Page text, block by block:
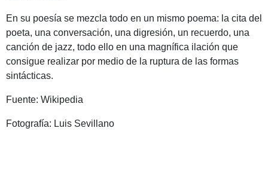
En su poesía se mezcla todo en un mismo poema: la cita del
poeta, una conversación, una digresión, un recuerdo, una
canción de jazz, todo ello en una magnífica ilación que
consigue realizar por medio de la ruptura de las formas
sintácticas.
Fuente: Wikipedia
Fotografía: Luis Sevillano